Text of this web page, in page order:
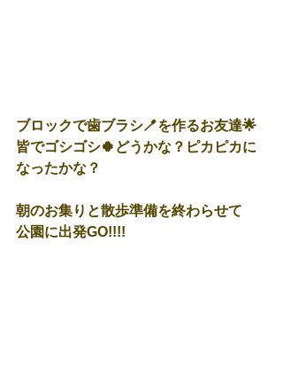
ブロックで歯ブラシ🪥を作るお友達🌟
皆でゴシゴシ🍀どうかな？ピカピカに
なったかな？
朝のお集りと散歩準備を終わらせて
公園に出発GO!!!!